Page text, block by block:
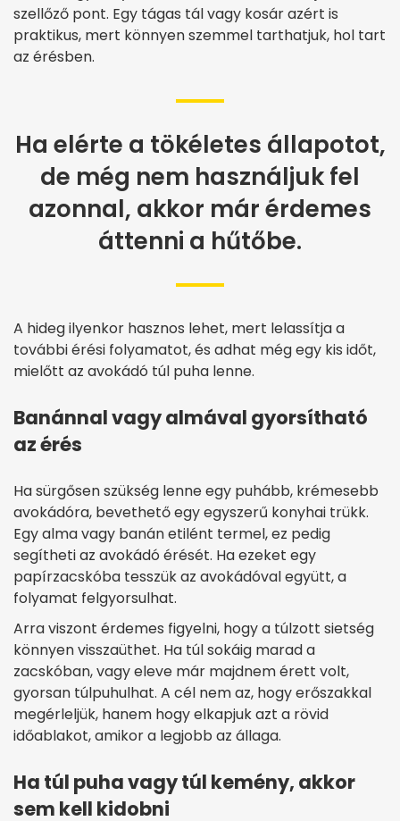
szellőző pont. Egy tágas tál vagy kosár azért is
praktikus, mert könnyen szemmel tarthatjuk, hol tart
az érésben.
Ha elérte a tökéletes állapotot,
de még nem használjuk fel
azonnal, akkor már érdemes
áttenni a hűtőbe.
A hideg ilyenkor hasznos lehet, mert lelassítja a
további érési folyamatot, és adhat még egy kis időt,
mielőtt az avokádó túl puha lenne.
Banánnal vagy almával gyorsítható
az érés
Ha sürgősen szükség lenne egy puhább, krémesebb
avokádóra, bevethető egy egyszerű konyhai trükk.
Egy alma vagy banán etilént termel, ez pedig
segítheti az avokádó érését. Ha ezeket egy
papírzacskóba tesszük az avokádóval együtt, a
folyamat felgyorsulhat.
Arra viszont érdemes figyelni, hogy a túlzott sietség
könnyen visszaüthet. Ha túl sokáig marad a
zacskóban, vagy eleve már majdnem érett volt,
gyorsan túlpuhulhat. A cél nem az, hogy erőszakkal
megérleljük, hanem hogy elkapjuk azt a rövid
időablakot, amikor a legjobb az állaga.
Ha túl puha vagy túl kemény, akkor
sem kell kidobni